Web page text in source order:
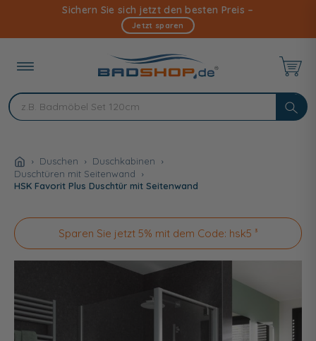
Inhalt
Sichern Sie sich jetzt den besten Preis –
Jetzt sparen
Duschen
Duschkabinen
Duschtüren mit Seitenwand
HSK Favorit Plus Duschtür mit Seitenwand
Sparen Sie jetzt 5% mit dem Code: hsk5 ³